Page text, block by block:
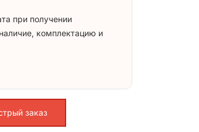
при получении
комплектацию и
заказ